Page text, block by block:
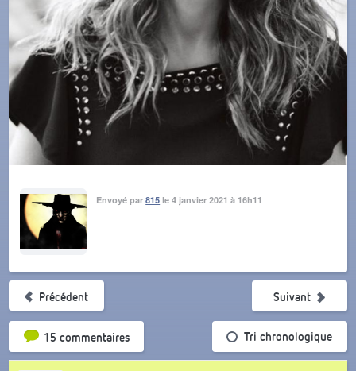
Envoyé par815 le 4 janvier 2021 à 16h11
Précédent
15 commentairesTri par popularité Tri chronologique
Suivant